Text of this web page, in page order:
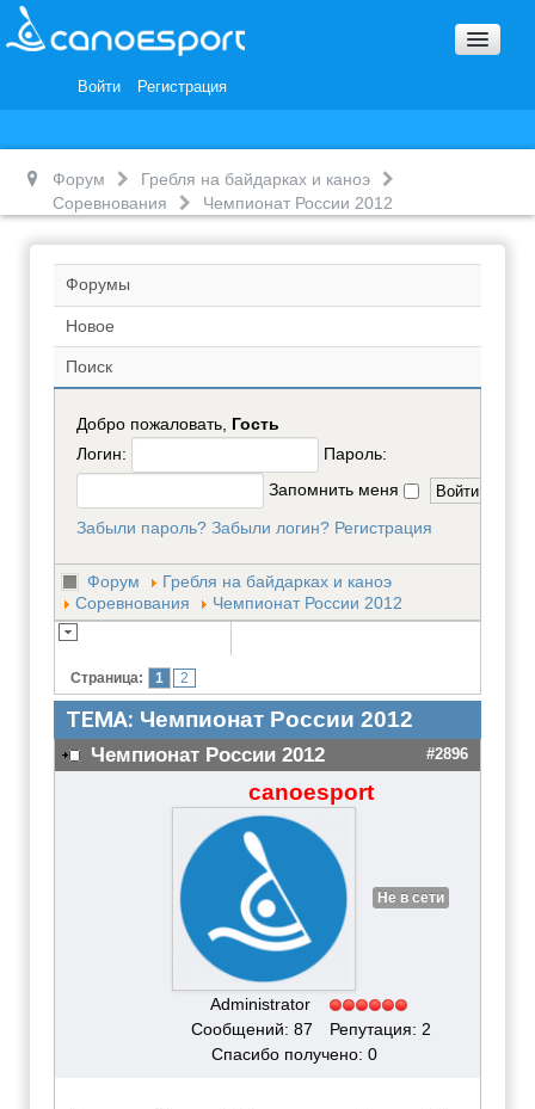
Войти Регистрация
Награды и Благодарности
Форум
Гребля на байдарках и каноэ
Соревнования
Чемпионат России 2012
Форумы
Новое
Поиск
Добро пожаловать, Гость
Логин:
Пароль:
Запомнить меня
Забыли пароль? Забыли логин? Регистрация
Форум
Гребля на байдарках и каноэ
Соревнования
Чемпионат России 2012
Страница: 1 2
ТЕМА: Чемпионат России 2012
Чемпионат России 2012 #2896
canoesport
Не в сети
Administrator
Сообщений: 87
Репутация: 2
Спасибо получено: 0